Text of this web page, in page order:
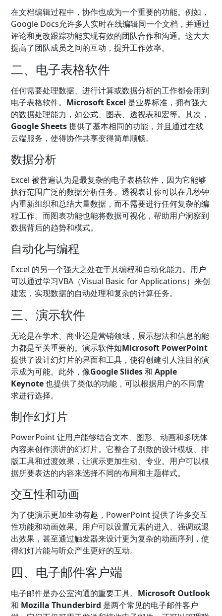
在文档编辑过程中，协作也成为一个重要的功能。例如，
Google Docs允许多人实时在线编辑同一个文档，并通过
评论和更改跟踪功能实现有效的团队合作和沟通。这大大
提高了团队成员之间的互动，提升工作效率。
二、电子表格软件
任何需要处理数据、进行计算或数据分析的工作都会用到
电子表格软件。 Microsoft Excel 是业界标准，拥有强大
的数据处理能力，如公式、图表、透视表和宏等。其次，
Google Sheets提供了基本相同的功能，并且通过在线
云端服务，使得协作共享变得简单顺畅。
数据分析
Excel 被普遍认为是最复杂的电子表格软件，因为它能够
执行范围广泛的数据分析任务。透视表让你可以在几秒钟
内重新组织和总结大量数据，而不需要进行任何复杂的编
程工作。而图表功能也能将数据可视化，帮助用户洞察到
数据背后的趋势和模式。
自动化与编程
Excel 的另一个强大之处在于其编程和自动化能力。用户
可以通过学习VBA（Visual Basic for Applications）来创
建宏，实现数据的自动处理和复杂的计算任务。
三、演示软件
无论是在学术、商业还是营销领域，展示想法和信息的能
力都是至关重要的。演示软件如Microsoft PowerPoint
提供了设计幻灯片的界面和工具，使得创建引人注目的演
示成为可能。此外，像Google Slides和Apple
Keynote也提供了类似的功能，可以根据用户的不同需
求进行选择。
制作幻灯片
PowerPoint 让用户能够结合文本、图形、动画和多呒体
内容来创作演讲的幻灯片。它整合了别致的设计模板、排
版工具和过渡效果，让演示更加生动、专业。用户可以根
据所要表达的内容来选择不同的布局和主题样式。
交互性和动画
为了使演示更加生动有趣，PowerPoint 提供了许多交互
性功能和动画效果。用户可以设置元素的进入、强调或退
出效果，甚至通过触发器来设计更为复杂的动画序列，使
得幻灯片能与听众产生更好的互动。
四、电子邮件客户端
电子邮件是办公室沟通的重要工具。 Microsoft Outlook
和 Mozilla Thunderbird 是两个常见的电子邮件客户